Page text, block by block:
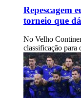
Repescagem
torneio que
No Velho
classificação